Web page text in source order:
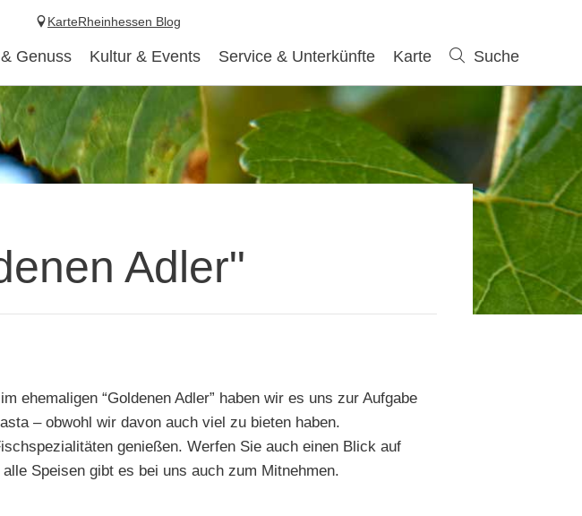
Genuss Kultur & Events Service & Unterkünfte Karte Suche
KarteRheinhessen Blog
Adler"
ehemaligen “Goldenen Adler” haben wir es uns zur Aufgabe
– obwohl wir davon auch viel zu bieten haben.
genießen. Werfen Sie auch einen Blick auf
Speisen gibt es bei uns auch zum Mitnehmen.